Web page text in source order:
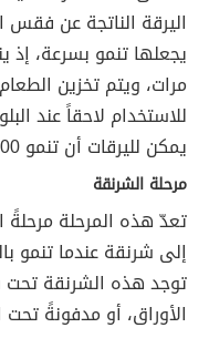
اليرقة الناتجة عن فقس
يجعلها تنمو بسرعة،
مرات، ويتم تخزين
للاستخدام لاحقاً عند
يمكن لليرقات أن تنمو 100 ضعف حجمها.
مرحلة الشرنقة
تعدّ هذه المرحلة مرحلةً
إلى شرنقة عندما تنمو
توجد هذه الشرنقة تحت
الأوراق، أو مدفونةً